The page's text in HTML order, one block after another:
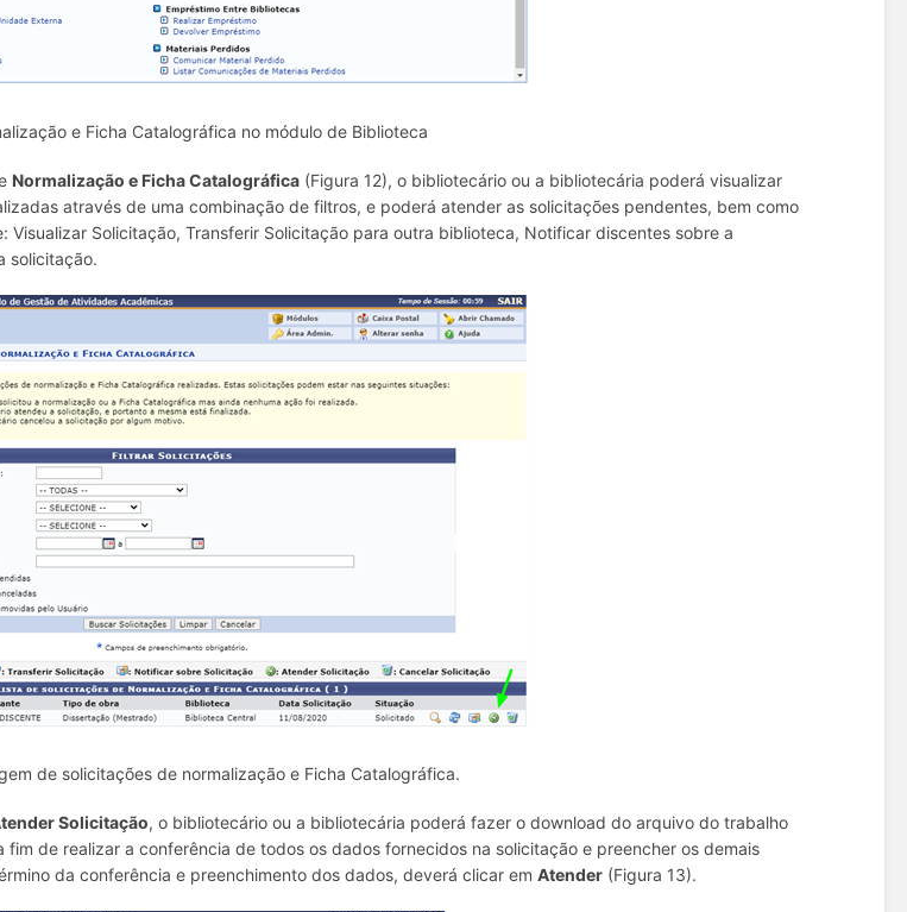
e Ficha Catalográfica no módulo de Biblioteca
Normalização e Ficha Catalográfica (Figura 12), o bibliotecário ou a bibliotecária poderá visualizar
através de uma combinação de filtros, e poderá atender as solicitações pendentes, bem como
Visualizar Solicitação, Transferir Solicitação para outra biblioteca, Notificar discentes sobre a
solicitação.
de solicitações de normalização e Ficha Catalográfica.
Solicitação, o bibliotecário ou a bibliotecária poderá fazer o download do arquivo do trabalho
fim de realizar a conferência de todos os dados fornecidos na solicitação e preencher os demais
da conferência e preenchimento dos dados, deverá clicar emAtender (Figura 13).